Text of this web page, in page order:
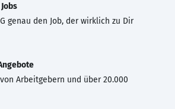
genau den Job, der wirklich zu Dir
Arbeitgebern und über 20.000